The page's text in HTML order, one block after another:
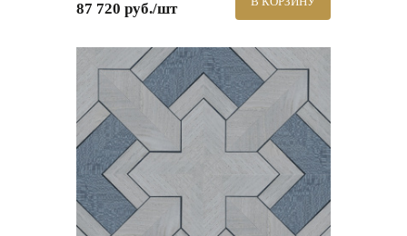
87 720 руб./шт